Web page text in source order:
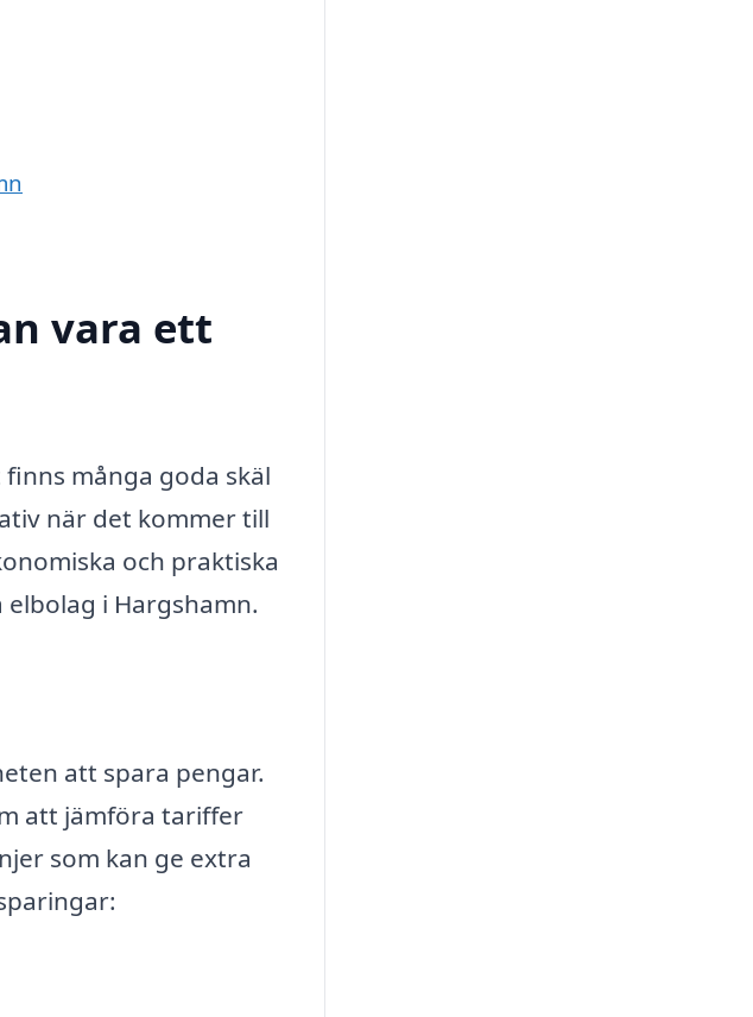
vara ett
många goda skäl
när det kommer till
och praktiska
i Hargshamn.
att spara pengar.
att jämföra tariffer
som kan ge extra